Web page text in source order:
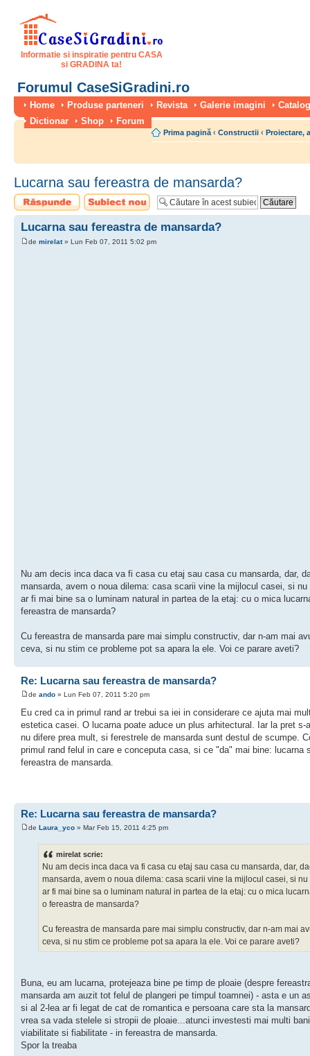
Informatie si inspiratie pentru CASA
si GRADINA ta!
Forumul CaseSiGradini.ro
Home Produse parteneri Revista Galerie imagini
Dictionar
Shop Forum
Prima pagină ‹ Constructii ‹ Proiectare,
Lucarna sau fereastra de mansarda?
Scrie un răspuns
Scrie un subiect
nou
Lucarna sau fereastra de mansarda?
de mirelat» Lun Feb 07, 2011 5:02 pm
Nu am decis inca daca va fi casa cu etaj sau casa cu mansarda, dar,
mansarda, avem o noua dilema: casa scarii vine la mijlocul casei, si
ar fi mai bine sa o luminam natural in partea de la etaj: cu o mica
fereastra de mansarda?
Cu fereastra de mansarda pare mai simplu constructiv, dar n-am mai
ceva, si nu stim ce probleme pot sa apara la ele. Voi ce parare aveti?
Re: Lucarna sau fereastra de mansarda?
de ando » Lun Feb 07, 2011 5:20 pm
Eu cred ca in primul rand ar trebui sa iei in considerare ce ajuta mai
estetica casei. O lucarna poate aduce un plus arhitectural. Iar la pret s-
nu difere prea mult, si ferestrele de mansarda sunt destul de scumpe.
primul rand felul in care e conceputa casa, si ce "da" mai bine: lucarna
fereastra de mansarda.
Re: Lucarna sau fereastra de mansarda?
de Laura_yco » Mar Feb 15, 2011 4:25 pm
mirelat scrie:
Nu am decis inca daca va fi casa cu etaj sau casa cu mansarda, dar,
mansarda, avem o noua dilema: casa scarii vine la mijlocul casei, si nu
ar fi mai bine sa o luminam natural in partea de la etaj: cu o mica
o fereastra de mansarda?
Cu fereastra de mansarda pare mai simplu constructiv, dar n-am mai
ceva, si nu stim ce probleme pot sa apara la ele. Voi ce parare aveti?
Buna, eu am lucarna, protejeaza bine pe timp de ploaie (despre
mansarda am auzit tot felul de plangeri pe timpul toamnei) - asta e un
si al 2-lea ar fi legat de cat de romantica e persoana care sta la
vrea sa vada stelele si stropii de ploaie...atunci investesti mai multi
viabilitate si fiabilitate - in fereastra de mansarda.
Spor la treaba